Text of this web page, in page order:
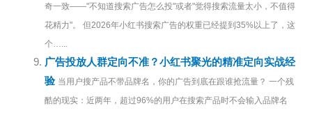
奇一致——"不知道搜索广告怎么投"或者"觉得搜索流量太小，不值得
花精力"。 但2026年小红书搜索广告的权重已经提到35%以上了，这
个…...
广告投放人群定向不准？小红书聚光的精准定向实战经
验 当用户搜产品不带品牌名，你的广告到底在跟谁抢流量？ 一个残
酷的现实：近两年，超过96%的用户在搜索产品时不会输入品牌名